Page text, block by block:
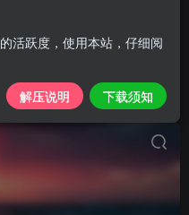
活跃度，使用本站，仔细阅
解压说明 下载须知